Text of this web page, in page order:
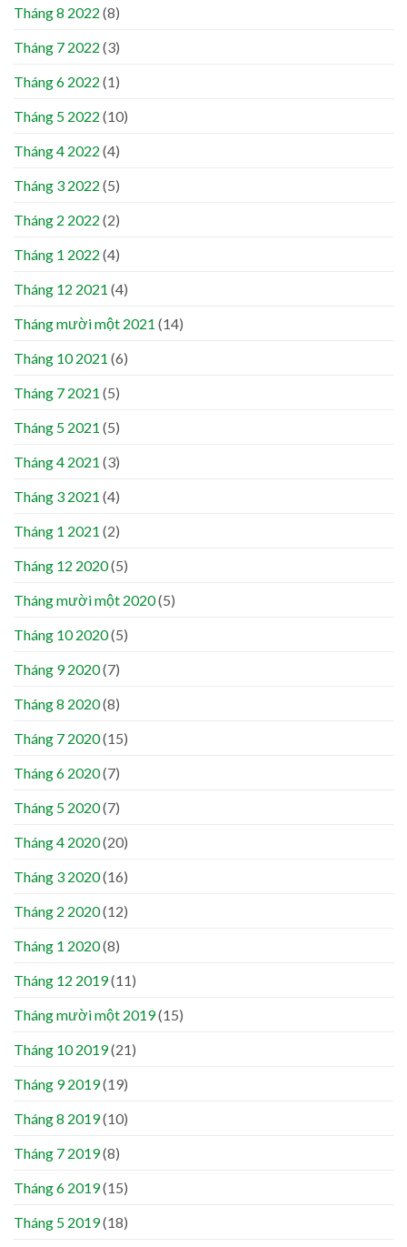
Tháng 8 2022 (8)
Tháng 7 2022 (3)
Tháng 6 2022 (1)
Tháng 5 2022 (10)
Tháng 4 2022 (4)
Tháng 3 2022 (5)
Tháng 2 2022 (2)
Tháng 1 2022 (4)
Tháng 12 2021 (4)
Tháng mười một 2021 (14)
Tháng 10 2021 (6)
Tháng 7 2021 (5)
Tháng 5 2021 (5)
Tháng 4 2021 (3)
Tháng 3 2021 (4)
Tháng 1 2021 (2)
Tháng 12 2020(5)
Tháng mười một 2020(5)
Tháng 10 2020(5)
Tháng 9 2020(7)
Tháng 8 2020(8)
Tháng 7 2020(15)
Tháng 6 2020(7)
Tháng 5 2020(7)
Tháng 4 2020(20)
Tháng 3 2020(16)
Tháng 2 2020(12)
Tháng 1 2020(8)
Tháng 12 2019(11)
Tháng mười một 2019(15)
Tháng 10 2019(21)
Tháng 9 2019(19)
Tháng 8 2019(10)
Tháng 7 2019(8)
Tháng 6 2019(15)
Tháng 5 2019(18)